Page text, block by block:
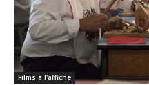
Films à l'affiche